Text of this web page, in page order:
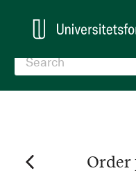
Order